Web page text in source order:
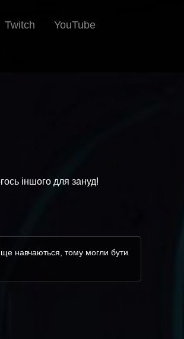
Twitch
YouTube
іншого для зануд!
ще навчаються, тому могли бути